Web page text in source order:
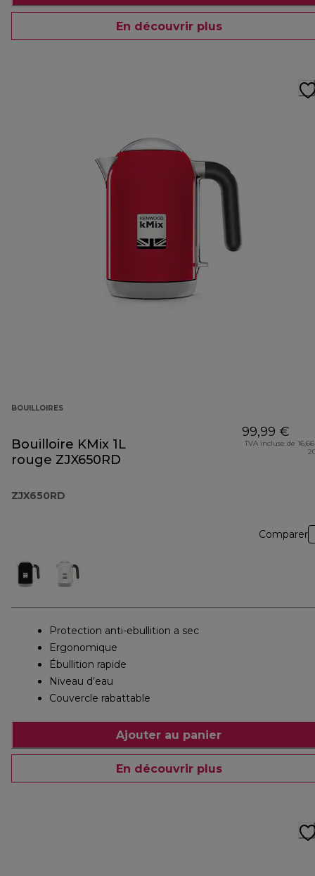
En découvrir plus
BOUILLOIRES
Bouilloire KMix 1L
rouge ZJX650RD
ZJX650RD
99,99 €
TVA incluse de
Comparer
Protection anti-ebullition a sec
Ergonomique
Ébullition rapide
Niveau d’eau
Couvercle rabattable
Ajouter au panier
En découvrir plus